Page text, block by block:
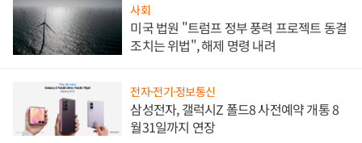
사회
미국 법원 "트럼프 정부 풍력 프로젝트 동결
조치는 위법", 해제 명령 내려
전자·전기·정보통신
삼성전자, 갤럭시Z 폴드8 사전예약 개통 8
월31일까지 연장